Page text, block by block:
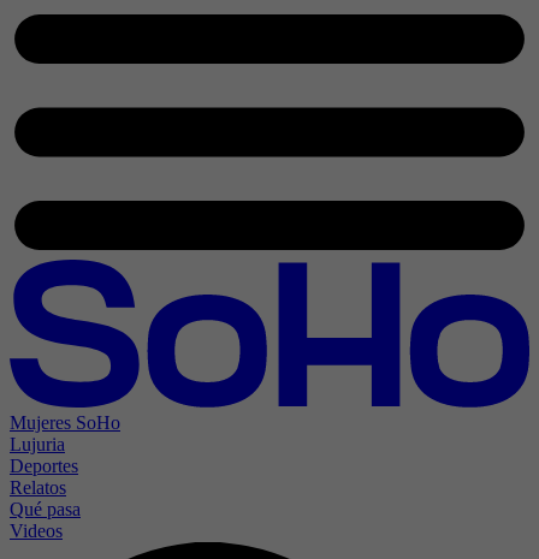
Mujeres SoHo
Lujuria
Deportes
Relatos
Qué pasa
Videos